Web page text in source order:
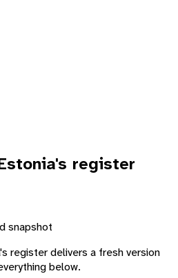
's register
snapshot
's register delivers a fresh version
below.